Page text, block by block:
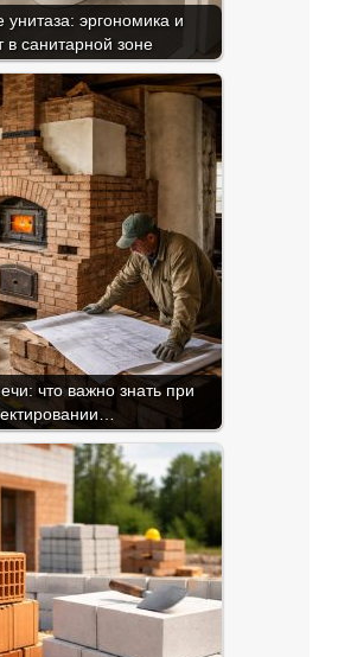
эргономика и
в санитарной зоне
что важно знать при